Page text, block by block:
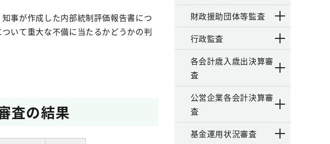
事が作成した内部統制評価報告書につ
いて重大な不備に当たるかどうかの判
査の結果
財政援助団体等監査
行政監査
各会計歳入歳出決算審
査
公営企業各会計決算審
査
基金運用状況審査